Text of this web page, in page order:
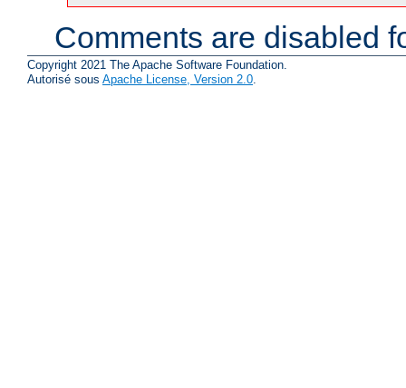
Comments are disabled
Copyright 2021 The Apache Software Foundation.
Autorisé sous Apache License, Version 2.0.